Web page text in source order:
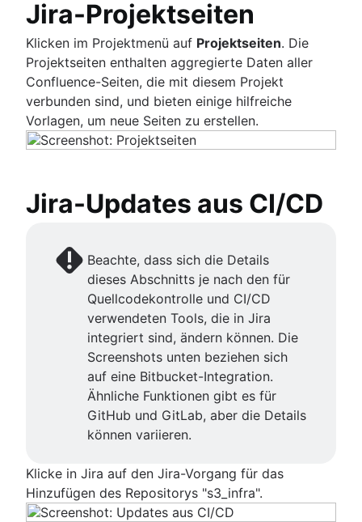
Jira-Projektseiten
Klicken im Projektmenü auf Projektseiten. Die
Projektseiten enthalten aggregierte Daten aller
Confluence-Seiten, die mit diesem Projekt
verbunden sind, und bieten einige hilfreiche
Vorlagen, um neue Seiten zu erstellen.
Jira-Updates aus CI/CD
Beachte, dass sich die Details
dieses Abschnitts je nach den für
Quellcodekontrolle und CI/CD
verwendeten Tools, die in Jira
integriert sind, ändern können. Die
Screenshots unten beziehen sich
auf eine Bitbucket-Integration.
Ähnliche Funktionen gibt es für
GitHub und GitLab, aber die Details
können variieren.
Klicke in Jira auf den Jira-Vorgang für das
Hinzufügen des Repositorys "s3_infra".